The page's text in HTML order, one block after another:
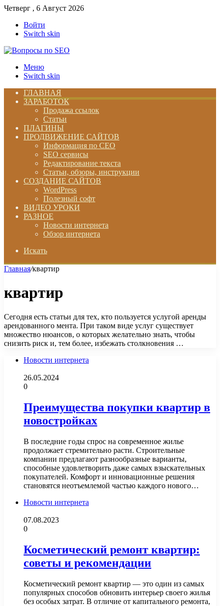
Четверг , 6 Август 2026
Войти
Switch skin
Меню
Switch skin
ГЛАВНАЯ
ЗАРАБОТОК
Продажа ссылок
Статьи
ПЛАГИНЫ
ПРОДВИЖЕНИЕ САЙТОВ
Информация по СЕО
SEO сервисы
Редактирование текста
Статьи, обзоры, инструкции
СОЗДАНИЕ САЙТОВ
WordPress
Полезный софт
ВИДЕО УРОКИ
РАЗНОЕ
Новости интернета
Обзор интернета
Искать
Главная/квартир
квартир
Сегодня есть статьи для тех, кто пользуется услугой аренды
арендованного мента. При таком виде услуг существует
множество нюансов, о которых желательно знать, чтобы
снизить риск и, тем более, избежать столкновения …
Новости интернета
26.05.2024
0
Преимущества покупки квартир в
новостройках
В последние годы спрос на современное жилье
продолжает стремительно расти. Строительные
компании предлагают разнообразные варианты,
способные удовлетворить даже самых взыскательных
покупателей. Комфорт и инновационные решения
становятся неотъемлемой частью каждого нового…
Новости интернета
07.08.2023
0
Косметический ремонт квартир:
советы и рекомендации
Косметический ремонт квартир — это один из самых
популярных способов обновить интерьер своего жилья
без особых затрат. В отличие от капитального ремонта,